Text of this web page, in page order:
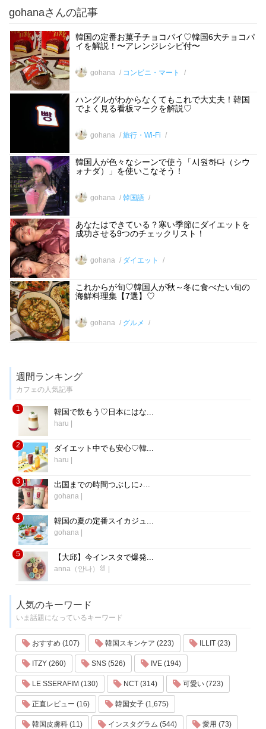
gohanaさんの記事
韓国の定番お菓子チョコパイ♡韓国6大チョコパ
イを解説！〜アレンジレシピ付〜
gohana コンビニ・マート
ハングルがわからなくてもこれで大丈夫！韓国
でよく見る看板マークを解説♡
gohana 旅行・Wi-Fi
韓国人が色々なシーンで使う「시원하다（シウ
ォナダ）」を使いこなそう！
gohana 韓国語
あなたはできている？寒い季節にダイエットを
成功させる9つのチェックリスト！
gohana ダイエット
これからが旬♡韓国人が秋～冬に食べたい旬の
海鮮料理集【7選】♡
gohana グルメ
週間ランキング
カフェの人気記事
1 韓国で飲もう♡日本にはな...
haru |
2 ダイエット中でも安心♡韓...
haru |
3 出国までの時間つぶしに♪...
gohana |
4 韓国の夏の定番スイカジュ...
gohana |
5 【大邱】今インスタで爆発...
anna（안나）🐰 |
人気のキーワード
いま話題になっているキーワード
おすすめ (107) 韓国スキンケア (223) ILLIT (23)
ITZY (260) SNS (526) IVE (194)
LE SSERAFIM (130) NCT (314) 可愛い (723)
正直レビュー (16) 韓国女子 (1,675)
韓国皮膚科 (11) インスタグラム (544) 愛用 (73)